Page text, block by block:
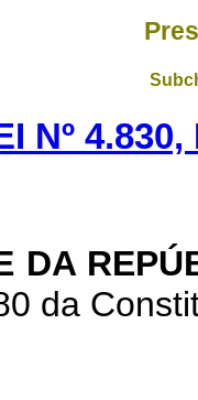
Nº
DA
da